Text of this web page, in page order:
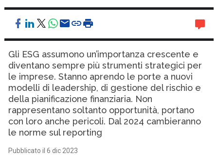
Gli ESG assumono un’importanza crescente e
diventano sempre più strumenti strategici per
le imprese. Stanno aprendo le porte a nuovi
modelli di leadership, di gestione del rischio e
della pianificazione finanziaria. Non
rappresentano soltanto opportunità, portano
con loro anche pericoli. Dal 2024 cambieranno
le norme sul reporting
Pubblicato il 6 dic 2023